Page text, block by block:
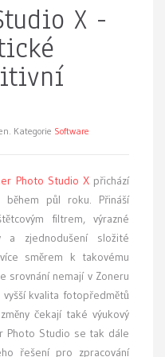
X -
Kategorie Software
Photo Studio Xpřichází
během půl roku. Přináší
filtrem, výrazné
a zjednodušení složité
směrem k takovému
srovnání nemají v Zoneru
kvalita fotopředmětů
čekají také výukový
Photo Studio se tak dále
řešení pro zpracování